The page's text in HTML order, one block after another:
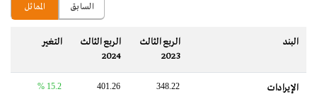
المماثل السابق
البند
الربع الثالث
2023
الربع الثالث
2024
التغير‬
الإيرادات 348.22
401.26
15.2 %